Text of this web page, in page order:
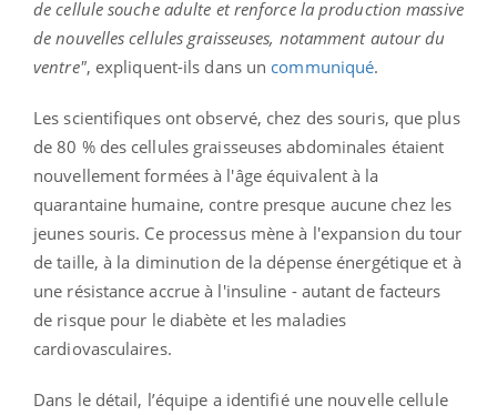
de cellule souche adulte et renforce la production massive
de nouvelles cellules graisseuses, notamment autour du
ventre", expliquent-ils dans un communiqué.
Les scientifiques ont observé, chez des souris, que plus
de 80 % des cellules graisseuses abdominales étaient
nouvellement formées à l'âge équivalent à la
quarantaine humaine, contre presque aucune chez les
jeunes souris. Ce processus mène à l'expansion du tour
de taille, à la diminution de la dépense énergétique et à
une résistance accrue à l'insuline - autant de facteurs
de risque pour le diabète et les maladies
cardiovasculaires.
Dans le détail, l’équipe a identifié une nouvelle cellule